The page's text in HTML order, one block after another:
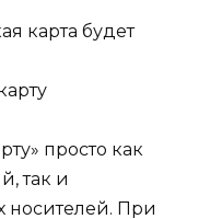
просто как
так и
При